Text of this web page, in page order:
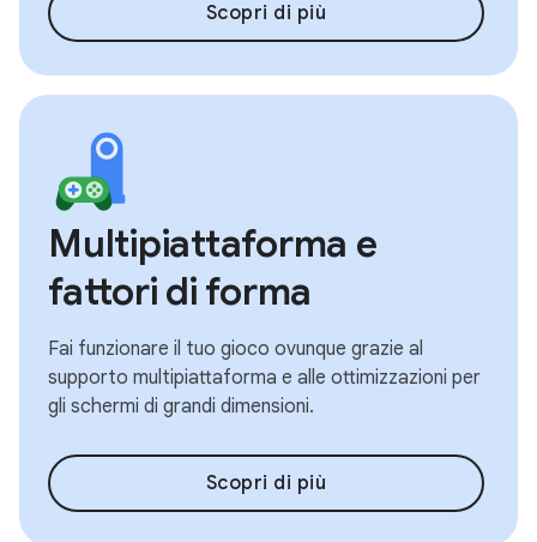
Scopri di più
Multipiattaforma e
fattori di forma
Fai funzionare il tuo gioco ovunque grazie al
supporto multipiattaforma e alle ottimizzazioni per
gli schermi di grandi dimensioni.
Scopri di più